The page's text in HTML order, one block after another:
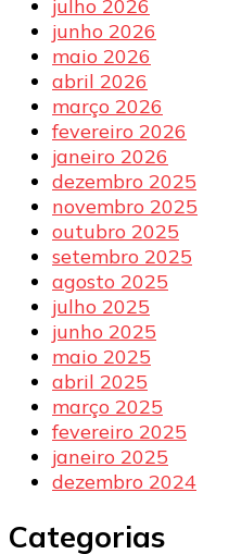
julho 2026
junho 2026
maio 2026
abril 2026
março 2026
fevereiro 2026
janeiro 2026
dezembro 2025
novembro 2025
outubro 2025
setembro 2025
agosto 2025
julho 2025
junho 2025
maio 2025
abril 2025
março 2025
fevereiro 2025
janeiro 2025
dezembro 2024
Categorias